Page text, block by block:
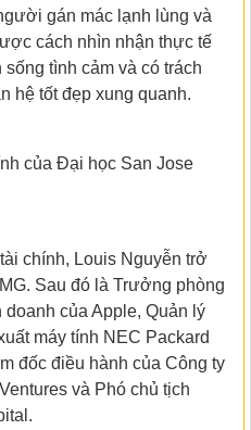
gán mác lạnh lùng và
cách nhìn nhận thực tế
tình cảm và có trách
hệ tốt đẹp xung quanh.
của Đại học San Jose
chính, Louis Nguyễn trở
Sau đó là Trưởng phòng
của Apple, Quản lý
máy tính NEC Packard
đốc điều hành của Công ty
và Phó chủ tịch